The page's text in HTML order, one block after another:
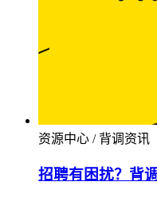
资源中心 / 背调资讯
招聘有困扰？背